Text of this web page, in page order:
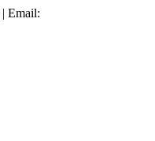
| Email: